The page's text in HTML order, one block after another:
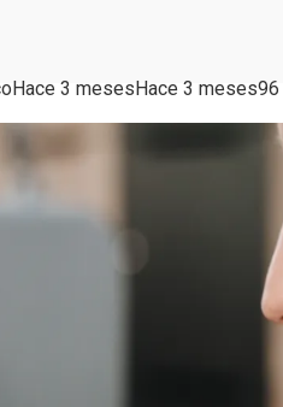
Hace 3 mesesHace 3 meses96